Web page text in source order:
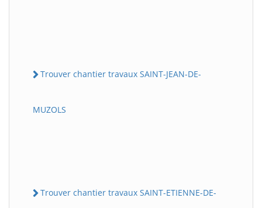
Trouver chantier travaux SAINT-JEAN-DE-
MUZOLS
Trouver chantier travaux SAINT-ETIENNE-DE-